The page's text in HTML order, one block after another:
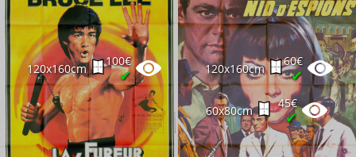
120x160cm
100€
✔ 120x160cm
60€
✔
60x80cm
45€
✔